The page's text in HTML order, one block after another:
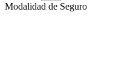
Modalidad de Seguro